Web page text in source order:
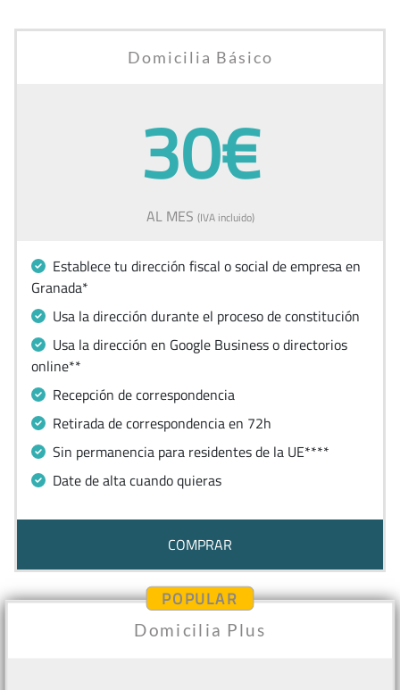
Domicilia Básico
30€
AL MES (IVA incluido)
Establece tu dirección fiscal o social de empresa en
Granada*
Usa la dirección durante el proceso de constitución
Usa la dirección en Google Business o directorios
online**
Recepción de correspondencia
Retirada de correspondencia en 72h
Sin permanencia para residentes de la UE****
Date de alta cuando quieras
COMPRAR
POPULAR
Domicilia Plus